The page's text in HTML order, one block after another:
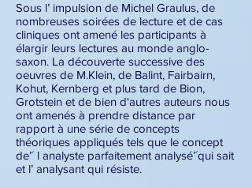
Sous l’ impulsion de Michel Graulus, de
nombreuses soirées de lecture et de cas
cliniques ont amené les participants à
élargir leurs lectures au monde anglo-
saxon. La découverte successive des
oeuvres de M.Klein, de Balint, Fairbairn,
Kohut, Kernberg et plus tard de Bion,
Grotstein et de bien d'autres auteurs nous
ont amenés à prendre distance par
rapport à une série de concepts
théoriques appliqués tels que le concept
de’´ l analyste parfaitement analysé’´qui sait
et l’ analysant qui résiste.